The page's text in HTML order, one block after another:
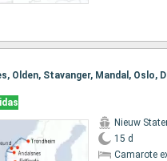
Nieuw
15 d
Camarote